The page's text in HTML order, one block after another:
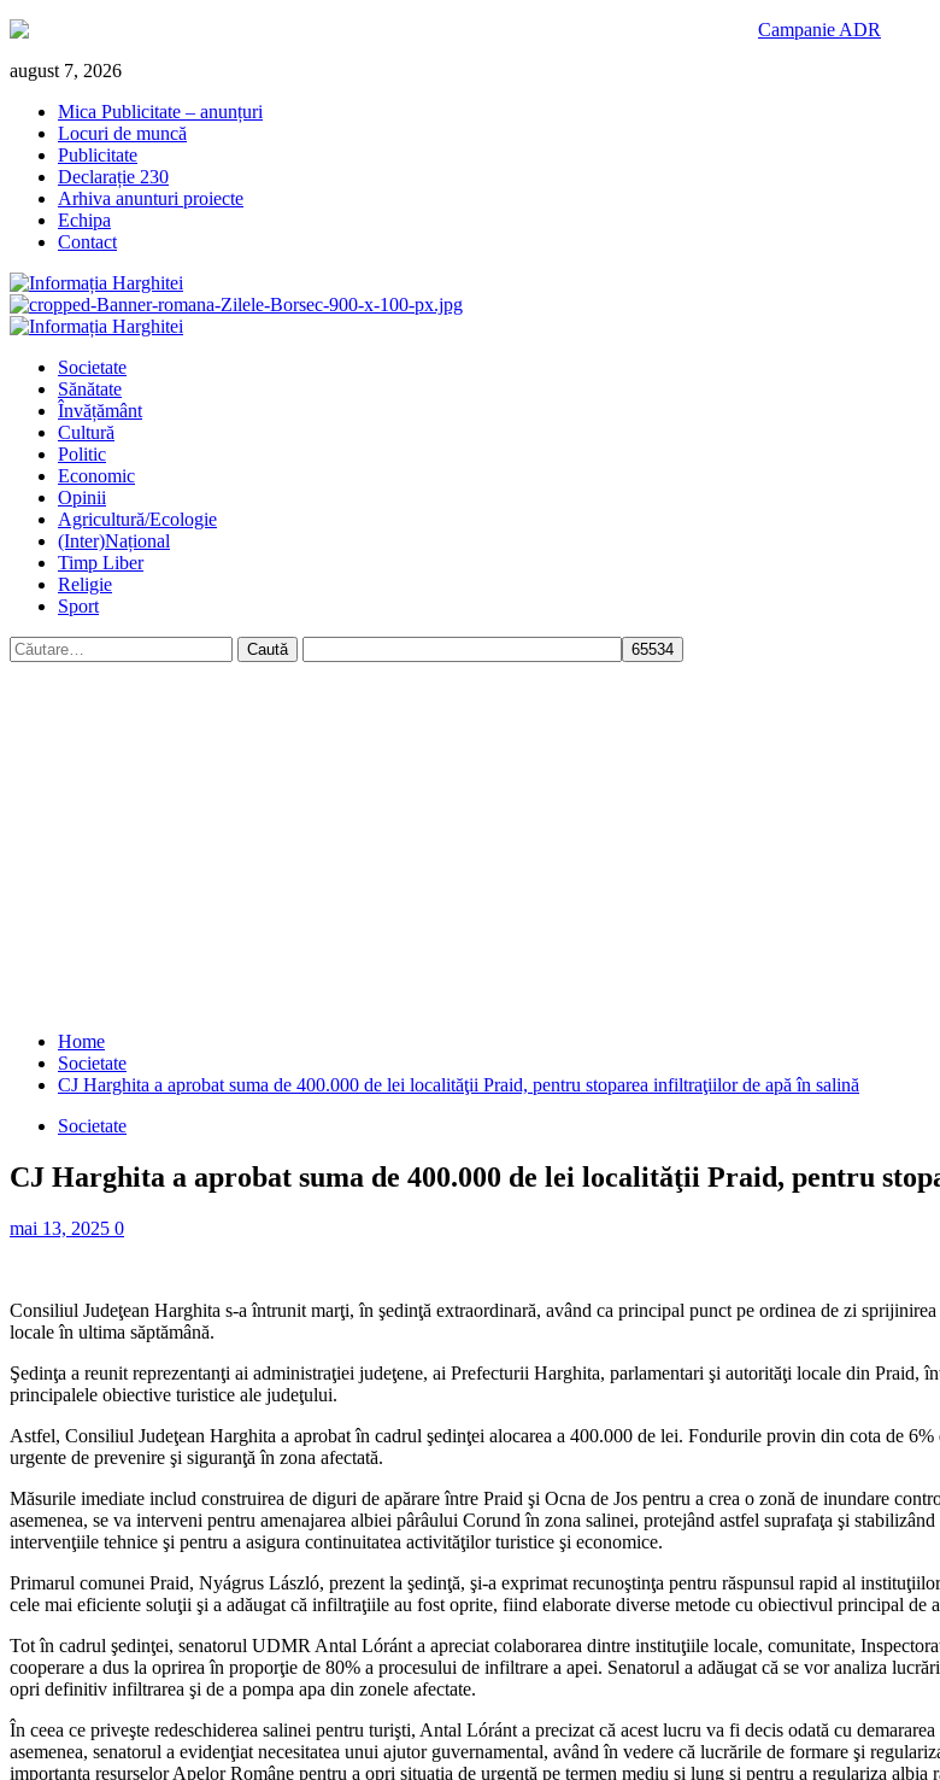
Skip
content
august 7, 2026
Mica Publicitate – anunțuri
Locuri de muncă
Publicitate
Declarație 230
Arhiva anunturi proiecte
Echipa
Contact
Primary
Societate
Sănătate
Învățământ
Cultură
Politic
Economic
Opinii
Agricultură/Ecologie
(Inter)Național
Timp Liber
Religie
Sport
Caută
după:
Home
Societate
CJ Harghita a aprobat suma de 400.000 de lei localităţii Praid, pentru stoparea infiltraţiilor de apă în salină
Societate
CJ Harghita a aprobat suma de 400.000 de lei localităţii Praid, pentru
mai 13, 2025 0
Consiliul Judeţean Harghita s-a întrunit marţi, în şedinţă extraordinară, având ca principal punct pe ordinea de zi
locale în ultima săptămână.
Şedinţa a reunit reprezentanţi ai administraţiei judeţene, ai Prefecturii Harghita, parlamentari şi autorităţi locale din Praid,
principalele obiective turistice ale judeţului.
Astfel, Consiliul Judeţean Harghita a aprobat în cadrul şedinţei alocarea a 400.000 de lei. Fondurile provin din cota de
urgente de prevenire şi siguranţă în zona afectată.
Măsurile imediate includ construirea de diguri de apărare între Praid şi Ocna de Jos pentru a crea o zonă de inundare
asemenea, se va interveni pentru amenajarea albiei pârâului Corund în zona salinei, protejând astfel suprafaţa şi
intervenţiile tehnice şi pentru a asigura continuitatea activităţilor turistice şi economice.
Primarul comunei Praid, Nyágrus László, prezent la şedinţă, şi-a exprimat recunoştinţa pentru răspunsul rapid al
cele mai eficiente soluţii şi a adăugat că infiltraţiile au fost oprite, fiind elaborate diverse metode cu obiectivul principal de
Tot în cadrul şedinţei, senatorul UDMR Antal Lóránt a apreciat colaborarea dintre instituţiile locale, comunitate,
cooperare a dus la oprirea în proporţie de 80% a procesului de infiltrare a apei. Senatorul a adăugat că se vor analiza
opri definitiv infiltrarea şi de a pompa apa din zonele afectate.
În ceea ce priveşte redeschiderea salinei pentru turişti, Antal Lóránt a precizat că acest lucru va fi decis odată cu
asemenea, senatorul a evidenţiat necesitatea unui ajutor guvernamental, având în vedere că lucrările de formare şi
importanţa resurselor Apelor Române pentru a opri situaţia de urgenţă pe termen mediu şi lung şi pentru a regulariza